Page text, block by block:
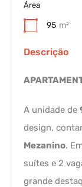
Área
95 m²
Descrição
A unidade de
design,
Mezanino.
suítes e 2
grande